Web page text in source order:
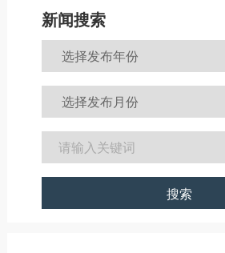
联系我们
新闻搜索
搜索